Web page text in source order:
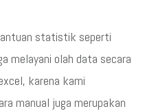
statistik seperti
melayani olah data secara
karena kami
manual juga merupakan